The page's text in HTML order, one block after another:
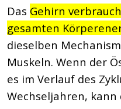
Das Gehirn
gesamten
dieselben
Muskeln. Wenn der
es im Verlauf des
Wechseljahren, kann